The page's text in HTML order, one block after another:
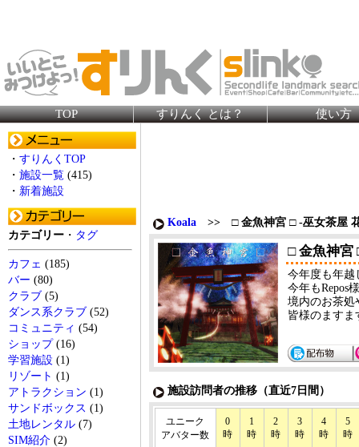
TOP すりんく とは？ 使い方
・ すりんくTOP
・ 施設一覧 (415)
・ 新着施設
カテゴリー ・ タグ
カフェ (185)
バー (80)
クラブ (5)
ダンス系クラブ (52)
コミュニティ (54)
ショップ(16)
学習施設 (1)
リゾート (1)
アトラクション (1)
サンドボックス (1)
土地レンタル (7)
SIM紹介 (2)
Koala >> □ 金魚神宮 □ -巫女茶屋
□ 金魚神宮
今年度も年
今年もRepos
境内のお茶処
皆様のますま
施設訪問者の推移（直近7日間）
ユニーク
アバター数
0
時
1
時
2
時
3
時
4
時
5
時